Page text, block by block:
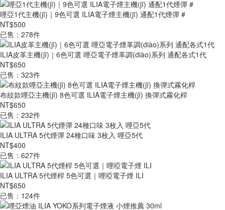
哩亞1代主機(jī)｜9色可選 ILIA電子煙主機(jī) 通配1代煙彈 #
NT$500
已售：278件
ILIA皮革主機(jī)｜6色可選 哩亞電子煙革調(diào)系列 通配各式1代
NT$650
已售：323件
布紋款哩亞主機(jī) 8色可選 ILIA電子煙主機(jī) 換彈式霧化桿
NT$650
已售：232件
ILIA ULTRA 5代煙彈 24種口味 3枚入 哩亞5代
NT$400
已售：627件
ILIA ULTRA 5代煙桿 5色可選｜哩啞電子煙 ILI
NT$650
已售：124件